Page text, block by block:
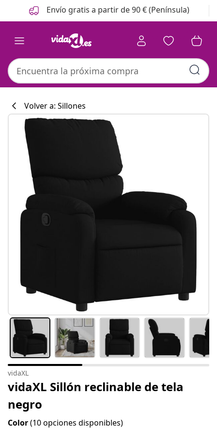
Anterior
Siguiente Envío gratis a partir de 90 € (Península)
Volver a: Sillones
vidaXL
vidaXL Sillón reclinable de tela
negro
Color(10 opciones disponibles)